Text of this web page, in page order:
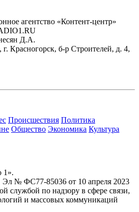
агентство «Контент-центр»
Д.А.
Красногорск, б-р Строителей, д. 4,
Происшествия Политика
Общество Экономика Культура
1».
Эл № ФС77-85036 от 10 апреля 2023
службой по надзору в сфере связи,
и массовых коммуникаций